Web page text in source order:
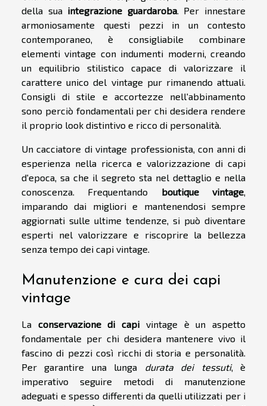
della sua integrazione guardaroba. Per innestare
armoniosamente questi pezzi in un contesto
contemporaneo, è consigliabile combinare
elementi vintage con indumenti moderni, creando
un equilibrio stilistico capace di valorizzare il
carattere unico del vintage pur rimanendo attuali.
Consigli di stile e accortezze nell'abbinamento
sono perciò fondamentali per chi desidera rendere
il proprio look distintivo e ricco di personalità.
Un cacciatore di vintage professionista, con anni di
esperienza nella ricerca e valorizzazione di capi
d'epoca, sa che il segreto sta nel dettaglio e nella
conoscenza. Frequentando boutique vintage,
imparando dai migliori e mantenendosi sempre
aggiornati sulle ultime tendenze, si può diventare
esperti nel valorizzare e riscoprire la bellezza
senza tempo dei capi vintage.
Manutenzione e cura dei capi
vintage
La conservazione di capi vintage è un aspetto
fondamentale per chi desidera mantenere vivo il
fascino di pezzi così ricchi di storia e personalità.
Per garantire una lunga durata dei tessuti, è
imperativo seguire metodi di manutenzione
adeguati e spesso differenti da quelli utilizzati per i